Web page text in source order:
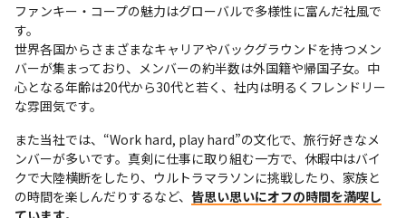
ファンキー・コープの魅力はグローバルで多様性に富んだ社風で
す。
世界各国からさまざまなキャリアやバックグラウンドを持つメン
バーが集まっており、メンバーの約半数は外国籍や帰国子女。中
心となる年齢は20代から30代と若く、社内は明るくフレンドリー
な雰囲気です。
また当社では、“Work hard, play hard”の文化で、旅行好きなメ
ンバーが多いです。真剣に仕事に取り組む一方で、休暇中はバイ
クで大陸横断をしたり、ウルトラマラソンに挑戦したり、家族と
の時間を楽しんだりするなど、 皆思い思いにオフの時間を満喫し